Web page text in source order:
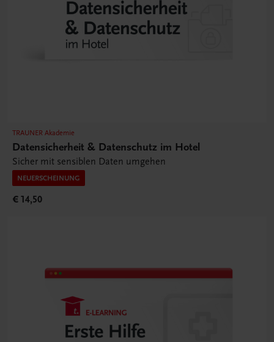
TRAUNER Akademie
Datensicherheit & Datenschutz im Hotel
Sicher mit sensiblen Daten umgehen
NEUERSCHEINUNG
€ 14,50